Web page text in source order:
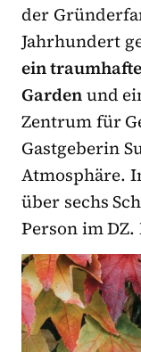
der
Jahrhundert
ein
Gardenund
Zentrum für
Gastgeberin
Atmosphäre.
über sechs
Person im